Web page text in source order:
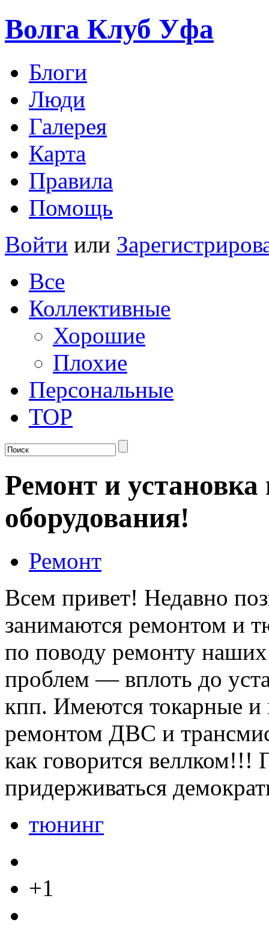
Волга Клуб Уфа
Блоги
Люди
Галерея
Карта
Правила
Помощь
Войти или
Все
Коллективные
Хорошие
Плохие
Персональные
TOP
Ремонт и установка
оборудования!
Ремонт
Всем привет! Недавно
занимаются ремонтом и
по поводу ремонту
проблем — вплоть до
кпп. Имеются токарные и
ремонтом ДВС и
как говорится
придерживаться
тюнинг
+1